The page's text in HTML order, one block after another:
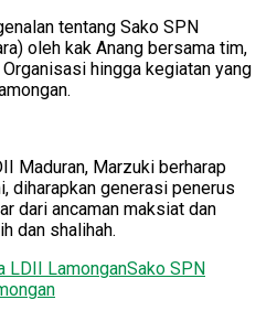
tentang Sako SPN
oleh kak Anang bersama tim,
hingga kegiatan yang
Maduran, Marzuki berharap
diharapkan generasi penerus
dari ancaman maksiat dan
dan shalihah.
LDII LamonganSako SPN